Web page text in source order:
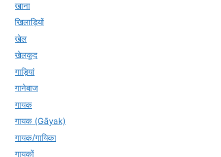
खाना
खिलाड़ियों
खेल
खेलकूद
गाड़ियां
गानेबाज
गायक
गायक (Gāyak)
गायक/गायिका
गायकों